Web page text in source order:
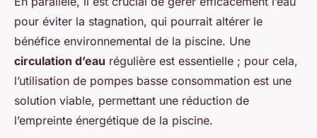
pour éviter la stagnation, qui pourrait altérer le
bénéfice environnemental de la piscine. Une
circulation d’eau régulière est essentielle ; pour cela,
l’utilisation de pompes basse consommation est une
solution viable, permettant une réduction de
l’empreinte énergétique de la piscine.